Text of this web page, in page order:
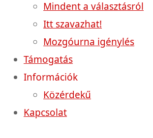
Mindent a választásról
Itt szavazhat!
Mozgóurna igénylés
Támogatás
Információk
Közérdekű
Kapcsolat